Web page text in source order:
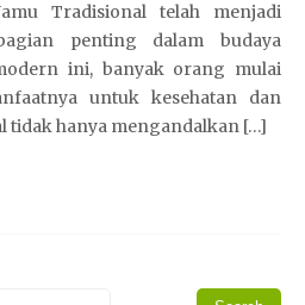
Tradisional telah menjadi
penting dalam budaya
ini, banyak orang mulai
untuk kesehatan dan
tidak hanya mengandalkan […]